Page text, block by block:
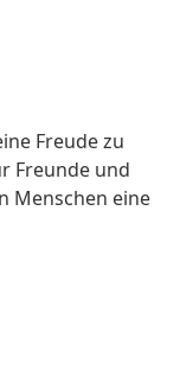
Freude zu
Freunde und
Menschen eine